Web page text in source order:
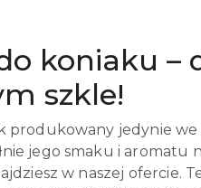
koniaku
szkle!
produkowany jedynie
jego smaku i aromatu
w naszej ofercie.